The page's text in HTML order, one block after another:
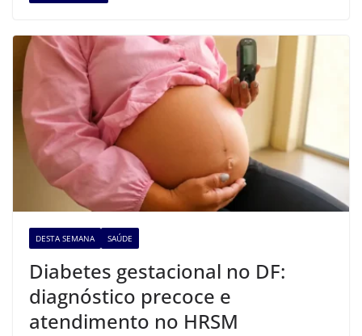
DESTA SEMANA SAÚDE
Diabetes gestacional no DF:
diagnóstico precoce e
atendimento no HRSM